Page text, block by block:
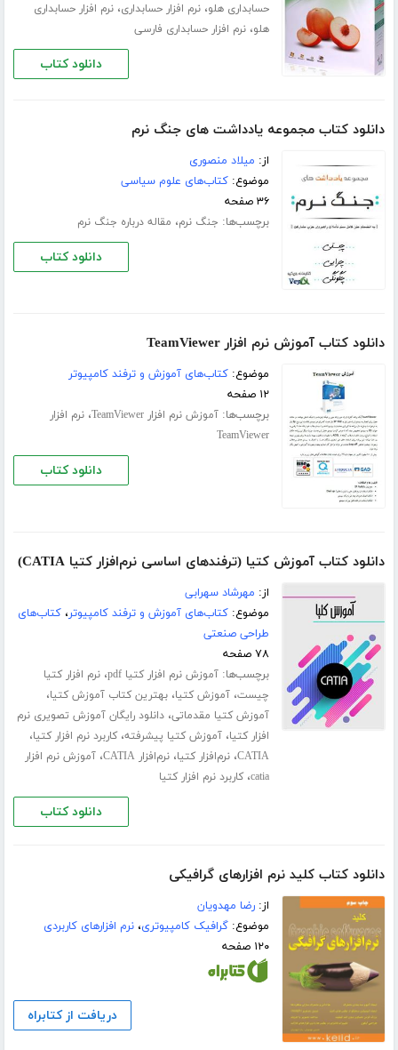
حسابداری هلو،نرم افزار حسابداری،نرم افزار حسابداری
هلو،نرم افزار حسابداری فارسی
دانلود کتاب
دانلود کتاب مجموعه یادداشت های جنگ نرم
از: میلاد منصوری
موضوع:کتاب‌های علوم سیاسی
۳۶ صفحه
برچسب‌ها: جنگ نرم، مقاله درباره جنگ نرم
دانلود کتاب
دانلود کتاب آموزش نرم افزار TeamViewer
موضوع:کتاب‌های آموزش و ترفند کامپیوتر
۱۲ صفحه
برچسب‌ها:آموزش نرم افزار TeamViewer ،نرم افزار
TeamViewer
دانلود کتاب
دانلود کتاب آموزش کتیا (ترفندهای اساسی نرم‌افزار کتیا CATIA)
از: مهرشاد سهرابی
موضوع:کتاب‌های آموزش و ترفند کامپیوتر،کتاب‌های
طراحی صنعتی
۷۸ صفحه
برچسب‌ها:آموزش نرم افزار کتیا pdf ،نرم افزار کتیا
چیست،آموزش کتیا،بهترین کتاب آموزش کتیا،
آموزش کتیا مقدماتی،دانلود رایگان آموزش تصویری نرم
افزار کتیا،آموزش کتیا پیشرفته،کاربرد نرم افزار کتیا،
CATIA،نرم‌افزار کتیا،نرم‌افزار CATIA ،آموزش نرم افزار
catia،کاربرد نرم افزار کتیا
دانلود کتاب
دانلود کتاب کلید نرم افزارهای گرافیکی
از:رضا مهدویان
موضوع:گرافیک کامپیوتری،نرم افزارهای کاربردی
۱۲۰ صفحه
دریافت از کتابراه